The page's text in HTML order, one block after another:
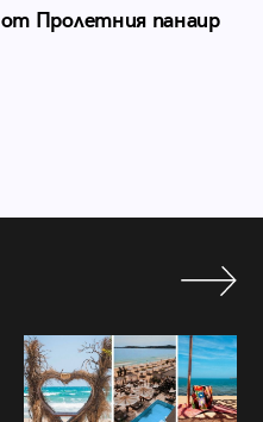
Пролетния панаир